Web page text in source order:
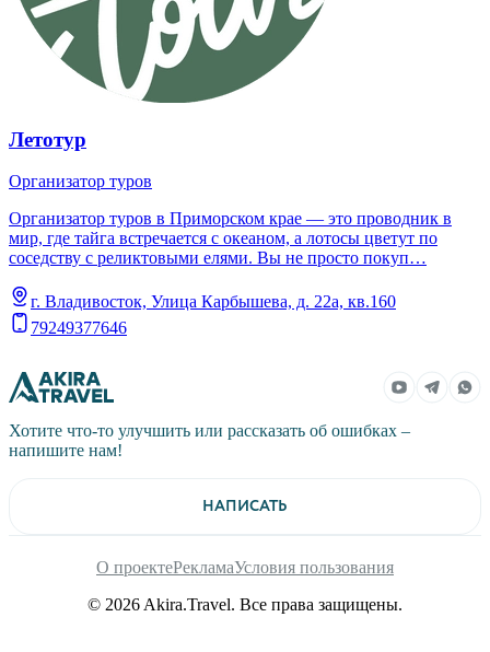
Летотур
Организатор туров
Организатор туров в Приморском крае — это проводник в
мир, где тайга встречается с океаном, а лотосы цветут по
соседству с реликтовыми елями. Вы не просто покуп…
г. Владивосток, Улица Карбышева, д. 22а, кв.160
79249377646
Хотите что-то улучшить или рассказать об ошибках –
напишите нам!
НАПИСАТЬ
© 2026 Akira.Travel. Все права защищены.
О проектеРекламаУсловия пользования